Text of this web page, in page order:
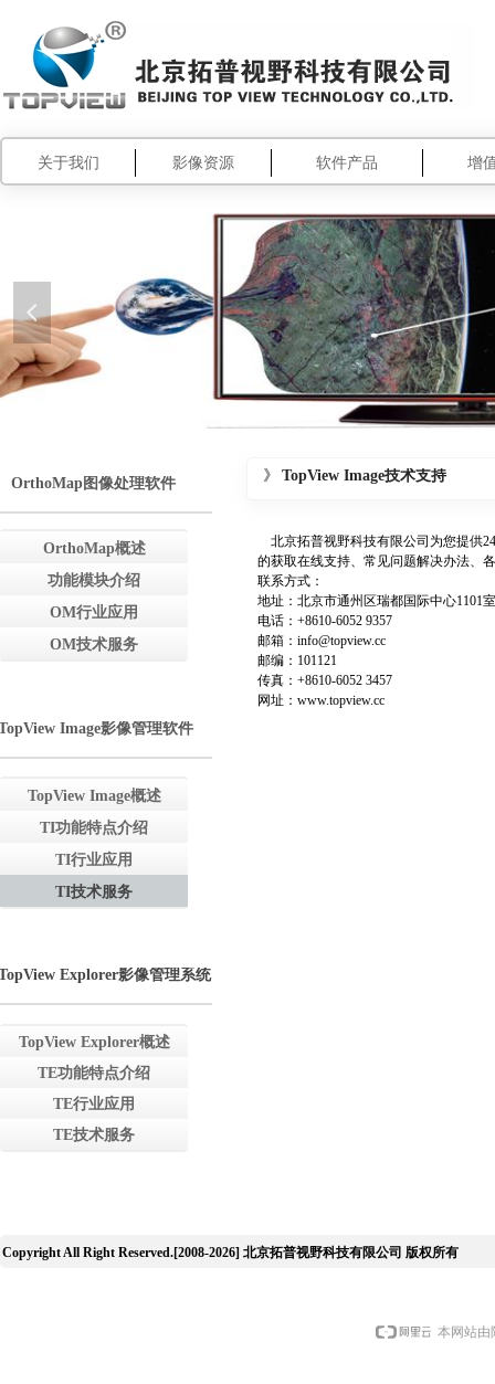
넳
关于我们 影像资源 软件产品 增
》 TopView Image技术支持
北京拓普视野科技有限公司为您提供
的获取在线支持、常见问题解决办法、
联系方式：
地址：北京市通州区瑞都国际中心1101室
电话：+8610-6052 9357
邮箱：info@topview.cc
邮编：101121
传真：+8610-6052 3457
网址：www.topview.cc
OrthoMap概述
功能模块介绍
OM行业应用
OM技术服务
OrthoMap图像处理软件
Image影像管理软件
TopView Explorer概述
TE功能特点介绍
TE行业应用
TE技术服务
Explorer影像管理系统
TopView Image概述
TI功能特点介绍
TI行业应用
TI技术服务
Copyright All Right Reserved.[2008-2026] 北京拓普视野科技有限公司 版权所有
本网站由